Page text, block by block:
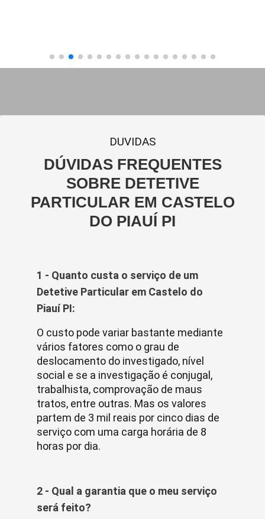
DUVIDAS
DÚVIDAS FREQUENTES
SOBRE DETETIVE
PARTICULAR EM CASTELO
DO PIAUÍ PI
1 - Quanto custa o serviço de um
Detetive Particular em Castelo do
Piauí PI:
O custo pode variar bastante mediante
vários fatores como o grau de
deslocamento do investigado, nível
social e se a investigação é conjugal,
trabalhista, comprovação de maus
tratos, entre outras. Mas os valores
partem de 3 mil reais por cinco dias de
serviço com uma carga horária de 8
horas por dia.
2 - Qual a garantia que o meu serviço
será feito?